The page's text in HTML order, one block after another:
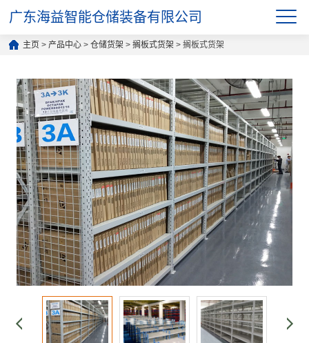
广东海益智能仓储装备有限公司
主页 >产品中心 >仓储货架 >搁板式货架 > 搁板式货架